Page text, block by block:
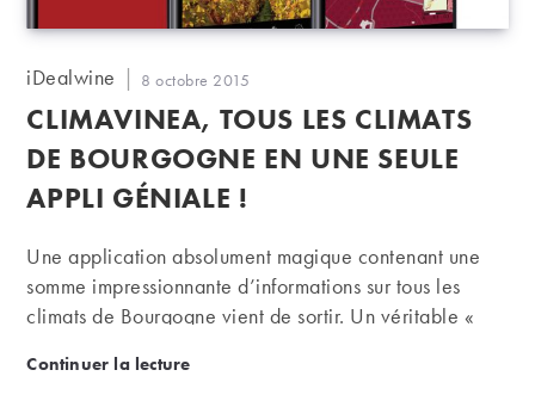
Auteur/autrice
la
publication :
iDealwine
Publication
8 octobre 2015
CLIMAVINEA, TOUS LES CLIMATS
DE BOURGOGNE EN UNE SEULE
APPLI GÉNIALE !
Une application absolument magique contenant une
somme impressionnante d’informations sur tous les
climats de Bourgogne vient de sortir. Un véritable «
doit de télécharger.
Continuer la lectureClimaVinea, tous les climats de Bourgogne en une